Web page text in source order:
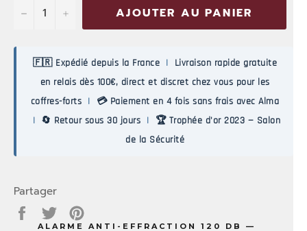
− + AJOUTER AU PANIER
🇫🇷 Expédié depuis la France | Livraison rapide gratuite
en relais dès 100€, direct et discret chez vous pour les
coffres-forts | 💳 Paiement en 4 fois sans frais avec Alma
| 🔄 Retour sous 30 jours | 🏆 Trophée d'or 2023 — Salon
de la Sécurité
Partager
Partager
sur
Tweeter
sur
sur
ALARME ANTI-EFFRACTION 120 DB —